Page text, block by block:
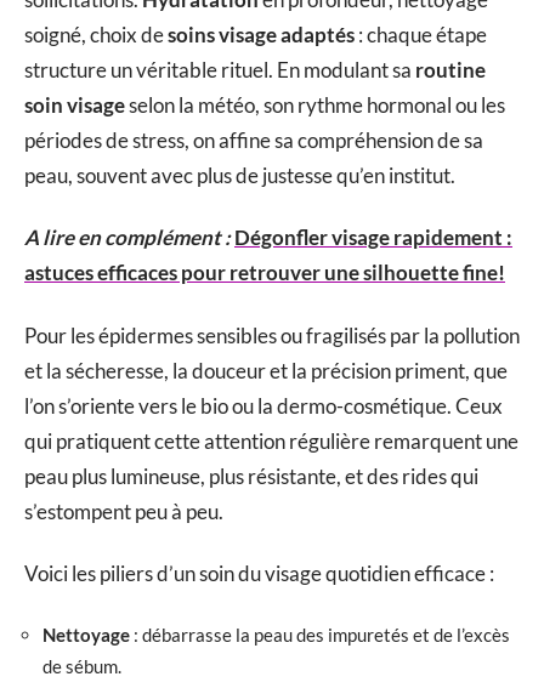
soigné, choix desoins visage adaptés: chaque étape
structure un véritable rituel. En modulant sa routine
soin visageselon la météo, son rythme hormonal ou les
périodes de stress, on affine sa compréhension de sa
peau, souvent avec plus de justesse qu’en institut.
A lire en complément :Dégonfler visage rapidement :
astuces efficaces pour retrouver une silhouette fine!
Pour les épidermes sensibles ou fragilisés par la pollution
et la sécheresse, la douceur et la précision priment, que
l’on s’oriente vers le bio ou la dermo-cosmétique. Ceux
qui pratiquent cette attention régulière remarquent une
peau plus lumineuse, plus résistante, et des rides qui
s’estompent peu à peu.
Voici les piliers d’un soin du visage quotidien efficace :
Nettoyage : débarrasse la peau des impuretés et de l’excès
de sébum.